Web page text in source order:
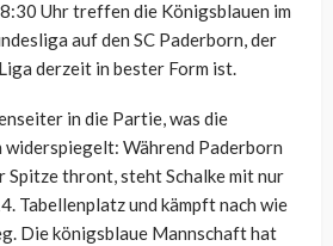
Uhr treffen die Königsblauen im
auf den SC Paderborn, der
derzeit in bester Form ist.
in die Partie, was die
widerspiegelt: Während Paderborn
Spitze thront, steht Schalke mit nur
Tabellenplatz und kämpft nach wie
Die königsblaue Mannschaft hat